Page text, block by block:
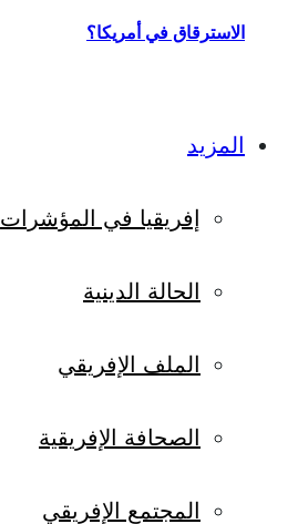
الاسترقاق في أمريكا؟
المزيد
إفريقيا في المؤشرات
الحالة الدينية
الملف الإفريقي
الصحافة الإفريقية
المجتمع الإفريقي